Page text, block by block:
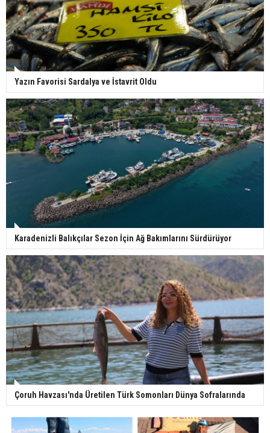
Yazın Favorisi Sardalya ve İstavrit Oldu
Karadenizli Balıkçılar Sezon İçin Ağ Bakımlarını Sürdürüyor
Çoruh Havzası'nda Üretilen Türk Somonları Dünya Sofralarında